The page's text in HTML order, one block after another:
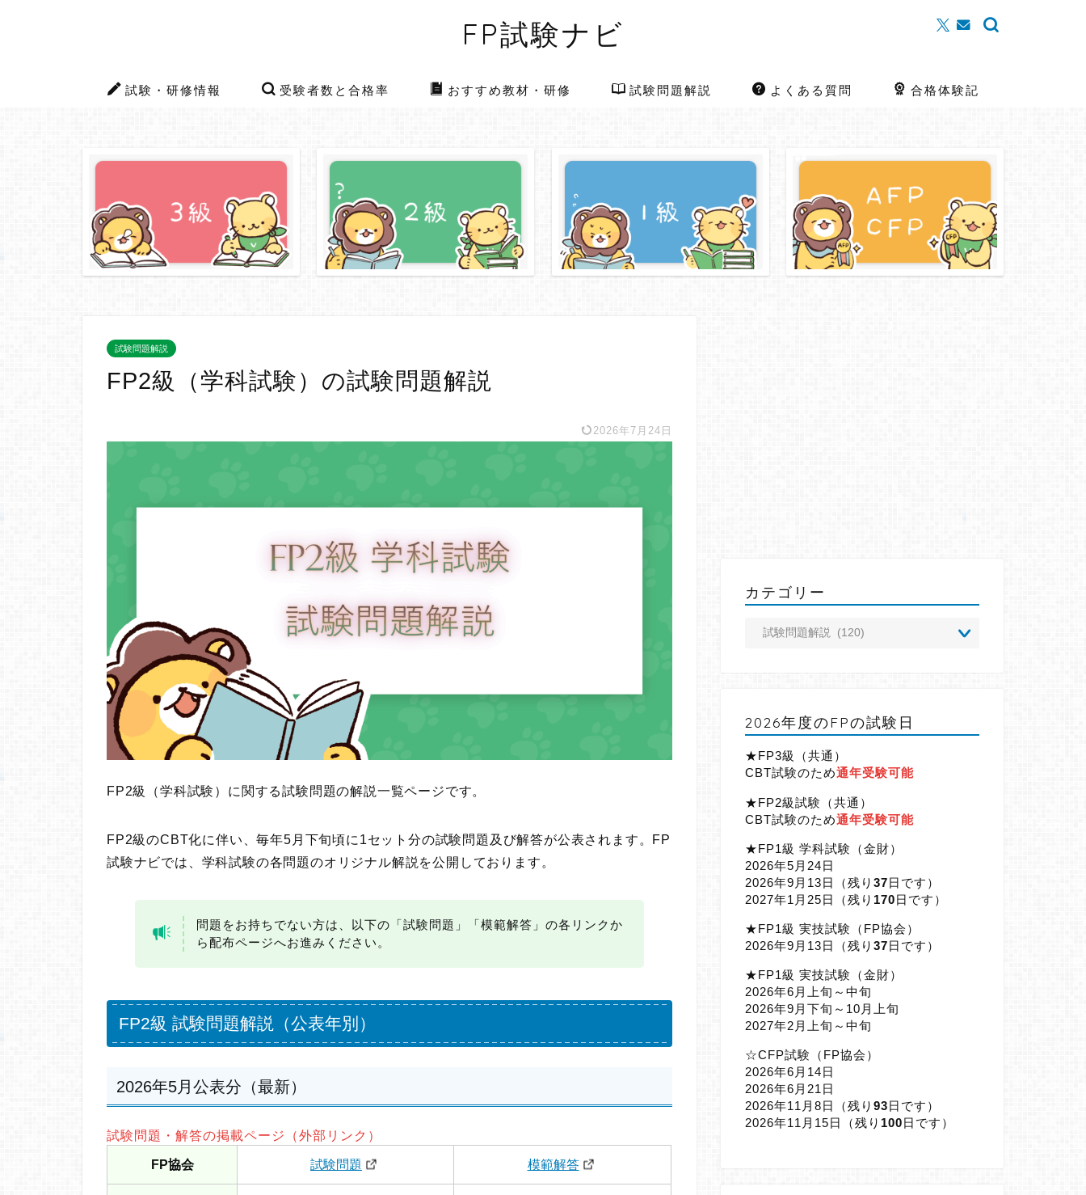
FP試験ナビ
試験・研修情報 受験者数と合格率 おすすめ教材・研修 試験問題解説 よくある質問 合格体験記
試験問題解説
FP2級（学科試験）の試験問題解説
2026年7月24日
FP2級（学科試験）に関する試験問題の解説一覧ページです。
FP2級のCBT化に伴い、毎年5月下旬頃に1セット分の試験問題及び解答が公表されます。FP
試験ナビでは、学科試験の各問題のオリジナル解説を公開しております。
問題をお持ちでない方は、以下の「試験問題」「模範解答」の各リンクか
ら配布ページへお進みください。
FP2級 試験問題解説（公表年別）
2026年5月公表分（最新）
試験問題・解答の掲載ページ（外部リンク）
FP協会 試験問題 模範解答
カテゴリー
2026年度のFPの試験日
★FP3級（共通）
CBT試験のため通年受験可能
★FP2級試験（共通）
CBT試験のため通年受験可能
★FP1級 学科試験（金財）
2026年5月24日
2026年9月13日（残り 37日です）
2027年1月25日（残り 170日です）
★FP1級 実技試験（FP協会）
2026年9月13日（残り 37日です）
★FP1級 実技試験（金財）
2026年6月上旬～中旬
2026年9月下旬～10月上旬
2027年2月上旬～中旬
☆CFP試験（FP協会）
2026年6月14日
2026年6月21日
2026年11月8日（残り 93日です）
2026年11月15日（残り 100日です）